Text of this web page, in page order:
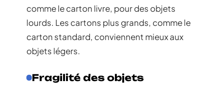
comme le carton livre, pour des objets
lourds. Les cartons plus grands, comme le
carton standard, conviennent mieux aux
objets légers.
Fragilité des objets